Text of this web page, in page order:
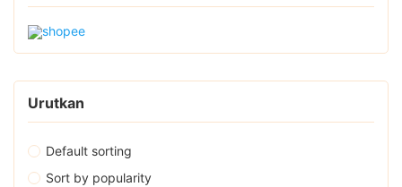
Urutkan
Default sorting
Sort by popularity